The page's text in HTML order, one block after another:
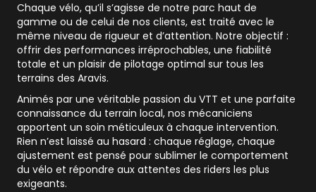
Chaque vélo, qu’il s’agisse de notre parc haut de
gamme ou de celui de nos clients, est traité avec le
même niveau de rigueur et d’attention. Notre objectif :
offrir des performances irréprochables, une fiabilité
totale et un plaisir de pilotage optimal sur tous les
terrains des Aravis.
Animés par une véritable passion du VTT et une parfaite
connaissance du terrain local, nos mécaniciens
apportent un soin méticuleux à chaque intervention.
Rien n’est laissé au hasard : chaque réglage, chaque
ajustement est pensé pour sublimer le comportement
du vélo et répondre aux attentes des riders les plus
exigeants.